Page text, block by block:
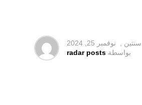
سنتين ,
نوفمبر 25, 2024
بواسطة radar posts